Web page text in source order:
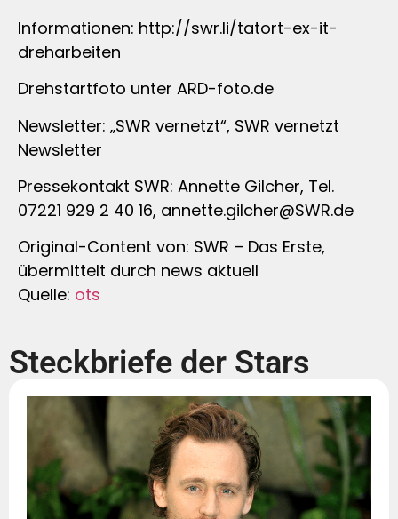
Informationen: http://swr.li/tatort-ex-it-
dreharbeiten
Drehstartfoto unter ARD-foto.de
Newsletter: „SWR vernetzt“, SWR vernetzt
Newsletter
Pressekontakt SWR: Annette Gilcher, Tel.
07221 929 2 40 16, annette.gilcher@SWR.de
Original-Content von: SWR – Das Erste,
übermittelt durch news aktuell
Quelle: ots
Steckbriefe der Stars